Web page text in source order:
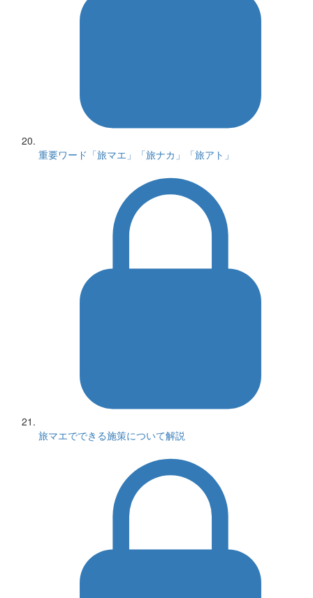
重要ワード「旅マエ」「旅ナカ」「旅アト」
旅マエでできる施策について解説